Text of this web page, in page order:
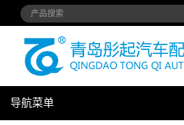
导航菜单